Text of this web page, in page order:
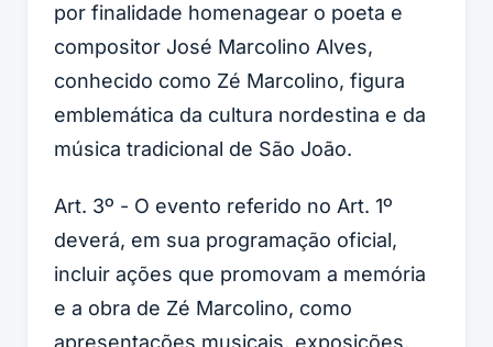
por finalidade homenagear o poeta e
compositor José Marcolino Alves,
conhecido como Zé Marcolino, figura
emblemática da cultura nordestina e da
música tradicional de São João.
Art. 3º - O evento referido no Art. 1º
deverá, em sua programação oficial,
incluir ações que promovam a memória
e a obra de Zé Marcolino, como
apresentações musicais, exposições,